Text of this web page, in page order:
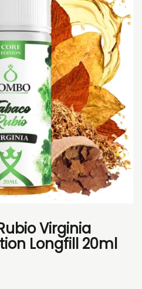
Virginia
Longfill 20ml